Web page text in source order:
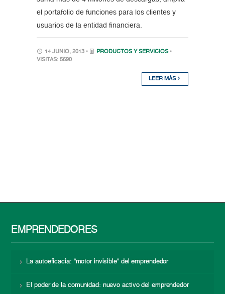
el portafolio de funciones para los clientes y
usuarios de la entidad financiera.
14 JUNIO, 2013 • PRODUCTOS Y SERVICIOS •
VISITAS: 5690
LEER MÁS
EMPRENDEDORES
La autoeficacia: “motor invisible” del emprendedor
El poder de la comunidad: nuevo activo del emprendedor